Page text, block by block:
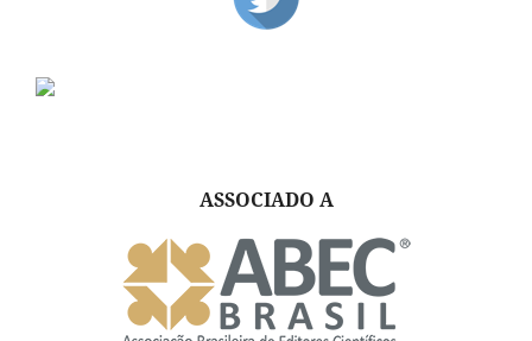
ASSOCIADO A